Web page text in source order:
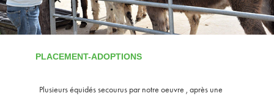
PLACEMENT-ADOPTIONS
Plusieurs équidés secourus par notre oeuvre , après une